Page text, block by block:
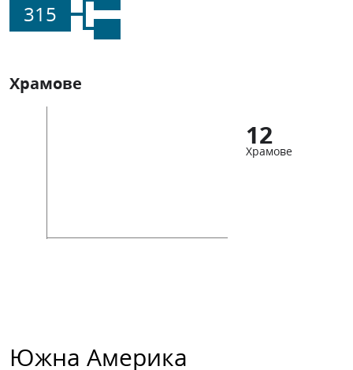
315
Храмове
12
Храмове
Южна Америка